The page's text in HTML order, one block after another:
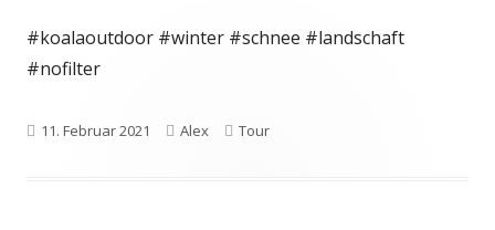
#koalaoutdoor #winter #schnee #landschaft
#nofilter
Veröffentlicht
11. Februar 2021 Autor
Alex Kategorien
Tour